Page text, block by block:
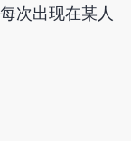
次出现在某人